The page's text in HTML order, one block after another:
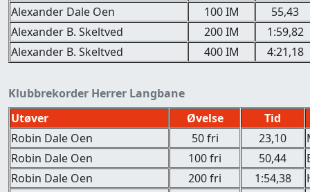
Alexander Dale Oen
100 IM
55,43
Alexander B. Skeltved
200 IM
1:59,82
Alexander B. Skeltved
400 IM 4:21,18
Klubbrekorder Herrer Langbane
Utøver
Øvelse
Tid
Robin Dale Oen
50 fri 23,10
Robin Dale Oen
100 fri 50,44
Robin Dale Oen
200 fri 1:54,38